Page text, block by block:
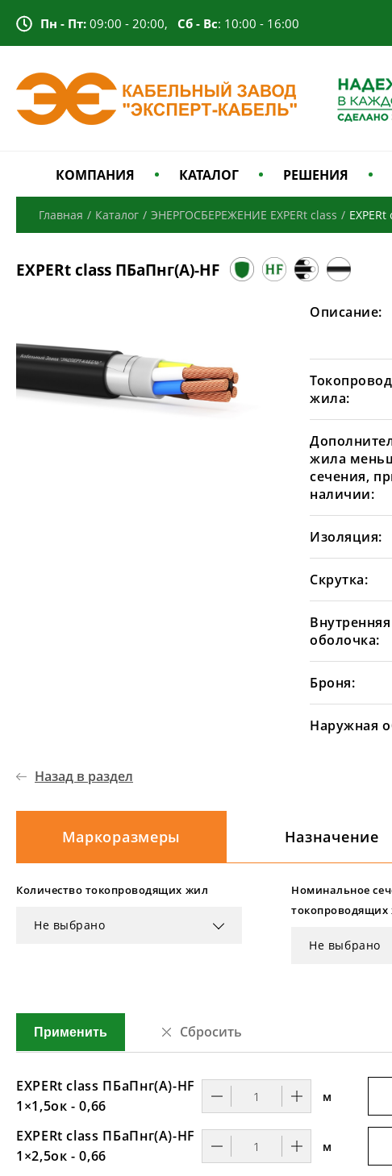
Пн - Пт: 09:00 - 20:00, Сб - Вс: 10:00 - 16:00
КОМПАНИЯ КАТАЛОГ РЕШЕНИЯ
Главная / Каталог / ЭНЕРГОСБЕРЕЖЕНИЕ EXPERt class /
EXPERt class ПБаПнг(А)-HF
Описание:
жила:
жила
сечения,
наличии:
Изоляция:
Скрутка:
Внутренняя
оболочка:
Броня:
Наружная
Назад в раздел
Маркоразмеры Назначение
Количество токопроводящих жил
Не выбрано
Номинальное
Не выбрано
Применить Сбросить
EXPERt class ПБаПнг(А)-HF
1×1,5ок - 0,66
м
EXPERt class ПБаПнг(А)-HF
1×2,5ок - 0,66
м